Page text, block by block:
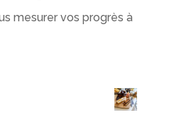
mesurer vos progrès à